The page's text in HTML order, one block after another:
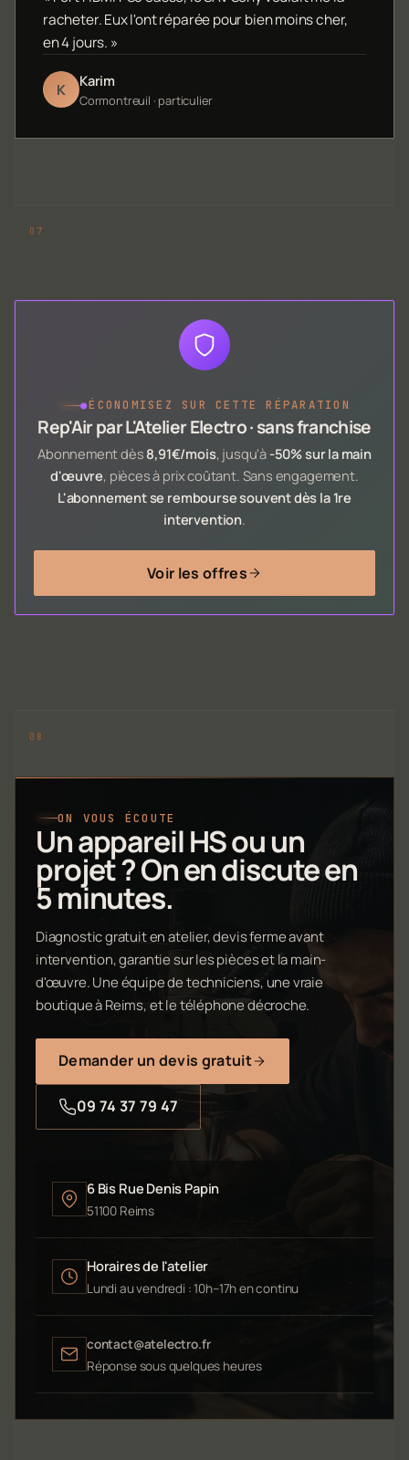
racheter. Eux l'ont réparée pour bien moins cher,
en 4 jours. »
K Karim
Cormontreuil · particulier
●ÉCONOMISEZ SUR CETTE RÉPARATION
Rep'Air par L'Atelier Electro · sans franchise
Abonnement dès 8,91€/mois, jusqu'à -50% sur la main
d'œuvre, pièces à prix coûtant. Sans engagement.
L'abonnement se rembourse souvent dès la 1re
intervention.
Voir les offres
ON VOUS ÉCOUTE
Un appareil HS ou un
projet ? On en discute en
5 minutes.
Diagnostic gratuit en atelier, devis ferme avant
intervention, garantie sur les pièces et la main-
d'œuvre. Une équipe de techniciens, une vraie
boutique à Reims, et le téléphone décroche.
Demander un devis gratuit
09 74 37 79 47
6 Bis Rue Denis Papin
51100 Reims
Horaires de l'atelier
Lundi au vendredi : 10h–17h en continu
contact@atelectro.fr
Réponse sous quelques heures